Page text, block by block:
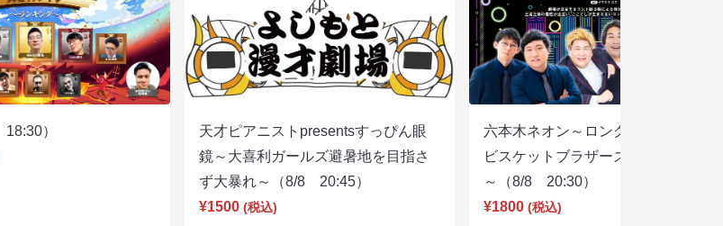
）
天才ピアニストpresentsすっぴん眼
鏡～大喜利ガールズ避暑地を目指さ
ず大暴れ～（8/8 20:45）
¥1500 (税込)
六本木ネオン～ロングコートダディ×
ビスケットブラザーズ×ヨネダ2000
～（8/8 20:30）
¥1800 (税込)